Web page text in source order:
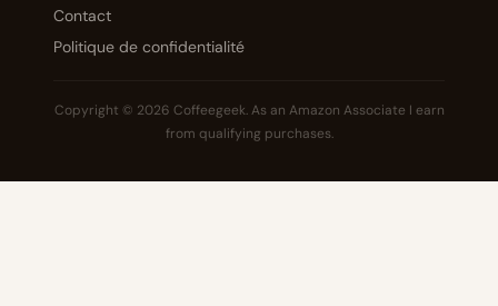
Contact
Politique de confidentialité
Copyright © 2026 Coffeegeek. As an Amazon Associate I earn
from qualifying purchases.